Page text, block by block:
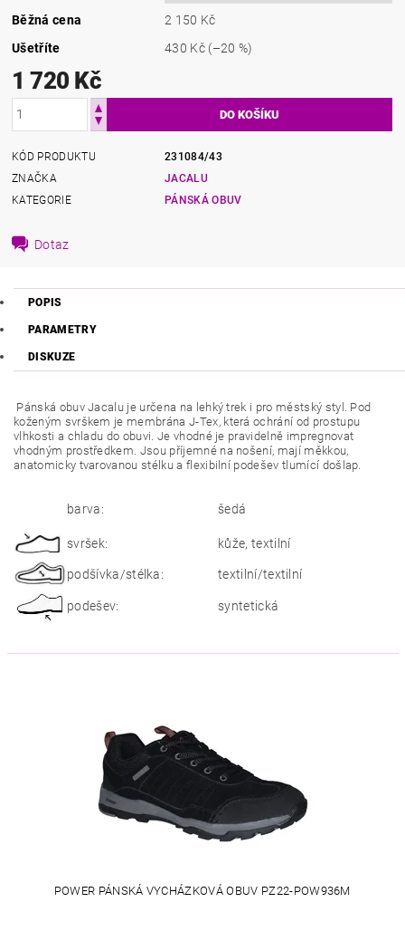
Běžná cena
2 150 Kč
Ušetříte
430 Kč (–20 %)
1 720 Kč
KÓD PRODUKTU
231084/43
ZNAČKA
JACALU
KATEGORIE
PÁNSKÁ OBUV
Dotaz
POPIS
PARAMETRY
DISKUZE
Pánská obuv Jacalu je určena na lehký trek i pro městský styl. Pod
koženým svrškem je membrána J-Tex, která ochrání od prostupu
vlhkosti a chladu do obuvi. Je vhodné je pravidelně impregnovat
vhodným prostředkem. Jsou příjemné na nošení, mají měkkou,
anatomicky tvarovanou stélku a flexibilní podešev tlumící došlap.
barva: šedá
svršek: kůže, textilní
podšívka/stélka: textilní/textilní
podešev: syntetická
POWER PÁNSKÁ VYCHÁZKOVÁ OBUV PZ22-POW936M